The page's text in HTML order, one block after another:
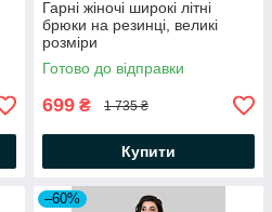
Гарні жіночі широкі літні
брюки на резинці, великі
розміри
Готово до відправки
699 ₴ 1 735 ₴
Купити
–60%